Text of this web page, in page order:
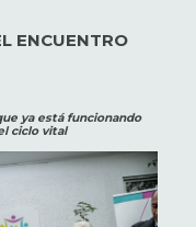
ENCUENTRO
ya está funcionando
ciclo vital